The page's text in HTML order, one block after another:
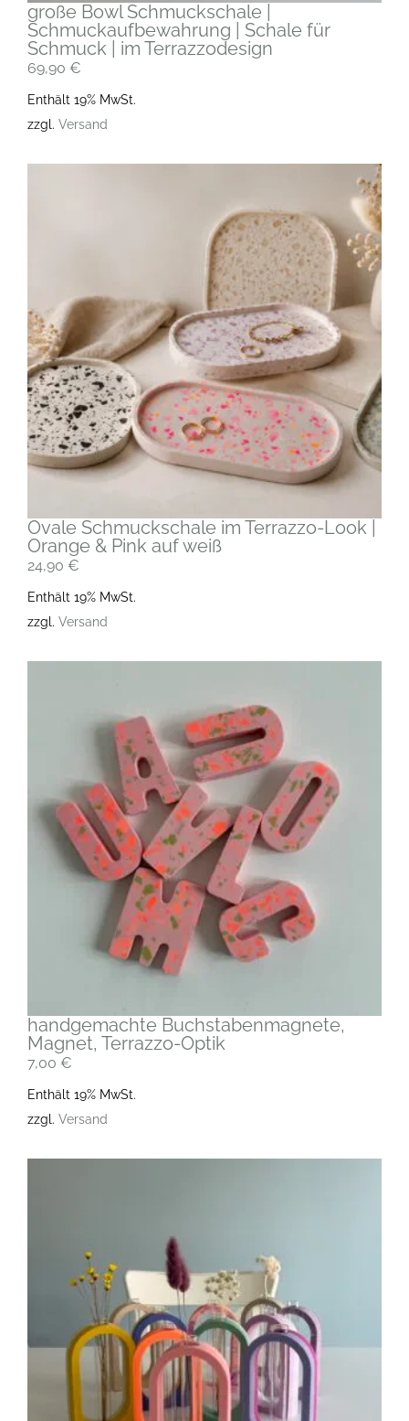
große Bowl Schmuckschale |
Schmuckaufbewahrung | Schale für
Schmuck | im Terrazzodesign
69,90 €
Enthält 19% MwSt.
zzgl. Versand
Ovale Schmuckschale im Terrazzo-Look |
Orange & Pink auf weiß
24,90 €
Enthält 19% MwSt.
zzgl. Versand
handgemachte Buchstabenmagnete,
Magnet, Terrazzo-Optik
7,00 €
Enthält 19% MwSt.
zzgl. Versand